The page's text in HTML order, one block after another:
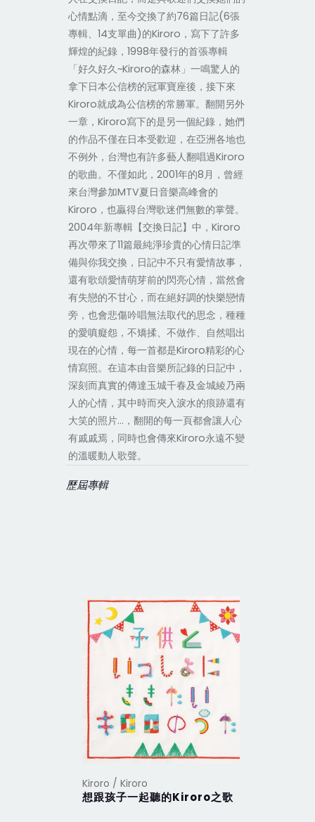
心情點滴，至今交換了約76篇日記(6張
專輯、14支單曲)的Kiroro，寫下了許多
輝煌的紀錄，1998年發行的首張專輯
「好久好久~Kiroro的森林」一鳴驚人的
拿下日本公信榜的冠軍寶座後，接下來
Kiroro就成為公信榜的常勝軍。翻開另外
一章，Kiroro寫下的是另一個紀錄，她們
的作品不僅在日本受歡迎，在亞洲各地也
不例外，台灣也有許多藝人翻唱過Kiroro
的歌曲。不僅如此，2001年的8月，曾經
來台灣參加MTV夏日音樂高峰會的
Kiroro，也贏得台灣歌迷們無數的掌聲。
2004年新專輯【交換日記】中，Kiroro
再次帶來了11篇最純淨珍貴的心情日記準
備與你我交換，日記中不只有愛情故事，
還有歌頌愛情萌芽前的閃亮心情，當然會
有失戀的不甘心，而在絕好調的快樂戀情
旁，也會悲傷吟唱無法取代的思念，種種
的愛嗔癡怨，不矯揉、不做作、自然唱出
現在的心情，每一首都是Kiroro精彩的心
情寫照。在這本由音樂所記錄的日記中，
深刻而真實的傳達玉城千春及金城綾乃兩
人的心情，其中時而夾入淚水的痕跡還有
大笑的照片…，翻開的每一頁都會讓人心
有戚戚焉，同時也會傳來Kiroro永遠不變
的溫暖動人歌聲。
歷屆專輯
Kiroro / Kiroro
想跟孩子一起聽的Kiroro之歌